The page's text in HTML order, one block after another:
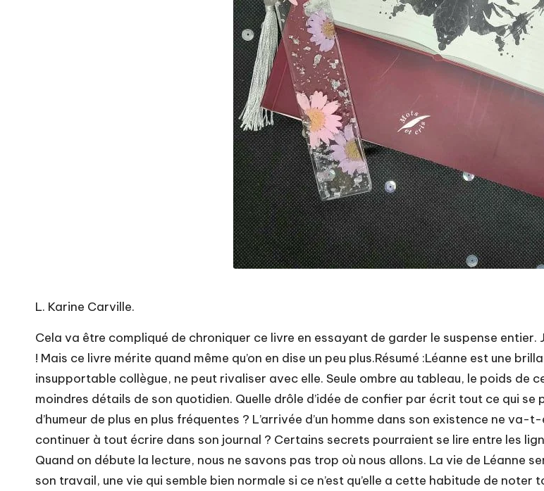
L. Karine Carville.
Cela va être compliqué de chroniquer ce livre en essayant de garder le suspense
! Mais ce livre mérite quand même qu’on en dise un peu plus.Résumé :Léanne est une
insupportable collègue, ne peut rivaliser avec elle. Seule ombre au tableau, le poids de
moindres détails de son quotidien. Quelle drôle d’idée de confier par écrit tout ce qui
d’humeur de plus en plus fréquentes ? L’arrivée d’un homme dans son existence ne
continuer à tout écrire dans son journal ? Certains secrets pourraient se lire entre les
Quand on débute la lecture, nous ne savons pas trop où nous allons. La vie de Léanne
son travail, une vie qui semble bien normale si ce n’est qu’elle a cette habitude de